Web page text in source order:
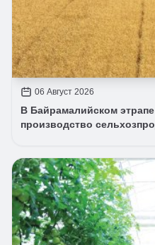
06 Август 2026
В Байрамалийском
производство